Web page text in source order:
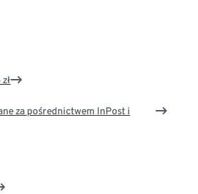
za pośrednictwem InPost i